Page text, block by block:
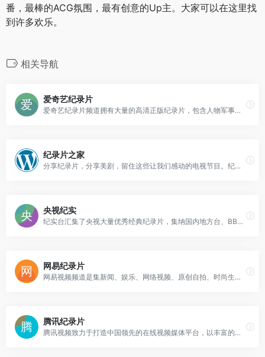
番，最棒的ACG氛围，最有创意的Up主。大家可以在这里找
到许多欢乐。
相关导航
爱奇艺纪录片
爱奇艺纪录片频道拥有大量的高清正版纪录片，包含人物军事、历史、探索、文化、社会、科学、旅游、真人秀、政治等纪录片类型。纪录片片种有纪录电影、系列纪录片、微记录、长记录、段记录、网络纪录片、纪实栏目等。
纪录片之家
分享纪录片，分享美剧，留住这些让我们感动的电视节目。纪录片之家提供最新、最全、最经典的纪录片和美剧下载。
央视纪实
纪实台汇集了央视大量优秀经典纪录片，集纳国内地方台、BBC、国家地理、美国历史频道、NHK等各具特色的高清正版纪录片资源，是国内纪录片资源最为丰富的视频播放频道。
网易纪录片
网易视频频道是集新闻、娱乐、网络视频、原创自拍、时尚生活、纪录片、影视剧、访谈等内容于一体的综合性视频资讯门户站点。
腾讯纪录片
腾讯视频致力于打造中国领先的在线视频媒体平台，以丰富的内容、极致的观看体验、便捷的登录方式、24小时多平台无缝应用体验以及快捷分享的产品特性，主要满足用户在线观看视频的需求。